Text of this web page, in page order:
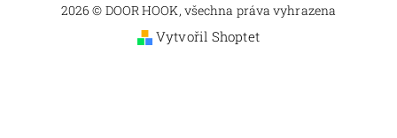
2026 © DOOR HOOK, všechna práva vyhrazena
Vytvořil Shoptet